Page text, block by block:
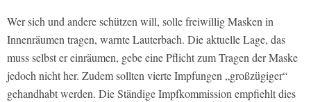
Wer sich und andere schützen will, solle freiwillig Masken in
Innenräumen tragen, warnte Lauterbach. Die aktuelle Lage, das
muss selbst er einräumen, gebe eine Pflicht zum Tragen der Maske
jedoch nicht her. Zudem sollten vierte Impfungen „großzügiger“
gehandhabt werden. Die Ständige Impfkommission empfiehlt dies